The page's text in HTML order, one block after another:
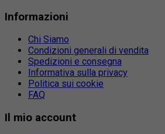
Informazioni
Chi Siamo
Condizioni generali di vendita
Spedizioni e consegna
Informativa sulla privacy
Politica sui cookie
FAQ
Il mio account